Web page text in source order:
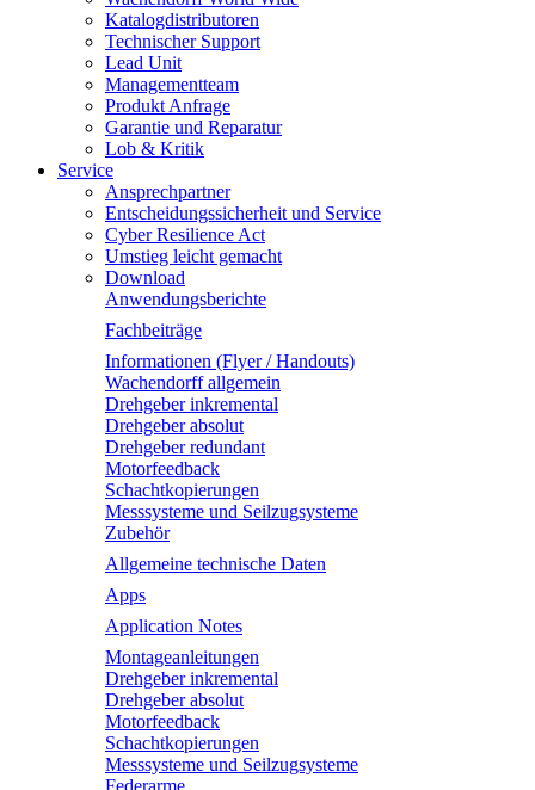
Katalogdistributoren
Technischer Support
Lead Unit
Managementteam
Produkt Anfrage
Garantie und Reparatur
Lob & Kritik
Service
Ansprechpartner
Entscheidungssicherheit und Service
Cyber Resilience Act
Umstieg leicht gemacht
Download
Anwendungsberichte
Fachbeiträge
Informationen (Flyer / Handouts)
Wachendorff allgemein
Drehgeber inkremental
Drehgeber absolut
Drehgeber redundant
Motorfeedback
Schachtkopierungen
Messsysteme und Seilzugsysteme
Zubehör
Allgemeine technische Daten
Apps
Application Notes
Montageanleitungen
Drehgeber inkremental
Drehgeber absolut
Motorfeedback
Schachtkopierungen
Messsysteme und Seilzugsysteme
Federarme